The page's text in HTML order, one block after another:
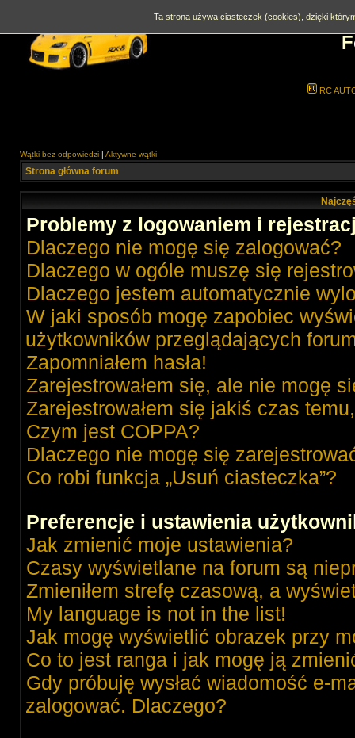
RC
Wątki bez odpowiedzi | Aktywne wątki
Strona główna forum
Problemy z logowaniem i
Dlaczego nie mogę się zalogować?
Dlaczego w ogóle muszę się
Dlaczego jestem automatycznie
W jaki sposób mogę zapobiec
użytkowników przeglądających
Zapomniałem hasła!
Zarejestrowałem się, ale nie mogę
Zarejestrowałem się jakiś czas
Czym jest COPPA?
Dlaczego nie mogę się
Co robi funkcja „Usuń ciasteczka”?
Preferencje i ustawienia
Jak zmienić moje ustawienia?
Czasy wyświetlane na forum są
Zmieniłem strefę czasową, a
My language is not in the list!
Jak mogę wyświetlić obrazek przy
Co to jest ranga i jak mogę ją
Gdy próbuję wysłać wiadomość e-
zalogować. Dlaczego?
Ta strona używa ciasteczek (cookies), dzięki